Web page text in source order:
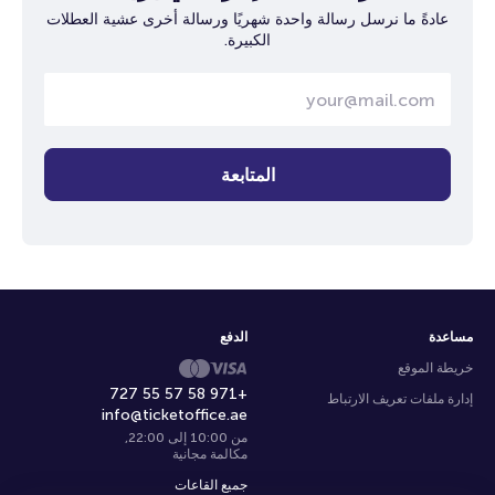
عادةً ما نرسل رسالة واحدة شهريًا ورسالة أخرى عشية العطلات
الكبيرة.
المتابعة
مساعدة
خريطة الموقع
إدارة ملفات تعريف الارتباط
+971 58 57 55 727
info@ticketoffice.ae
من 10:00 إلى 22:00
,
مكالمة مجانية
جميع القاعات
الدفع